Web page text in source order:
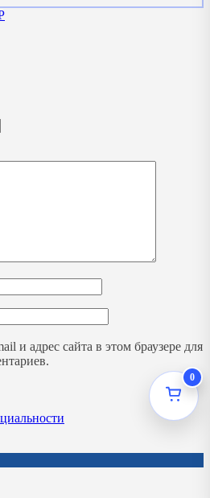
и адрес сайта в этом браузере для
0